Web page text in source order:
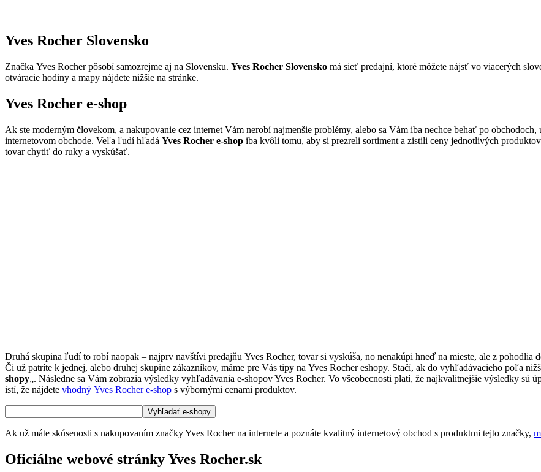
Yves Rocher Slovensko
Značka Yves Rocher pôsobí samozrejme aj na Slovensku. Yves Rocher Slovensko má sieť predajní, ktoré môžete nájsť vo viacerých
otváracie hodiny a mapy nájdete nižšie na stránke.
Yves Rocher e-shop
Ak ste moderným človekom, a nakupovanie cez internet Vám nerobí najmenšie problémy, alebo sa Vám iba nechce behať po
internetovom obchode. Veľa ľudí hľadá Yves Rocher e-shop iba kvôli tomu, aby si prezreli sortiment a zistili ceny jednotlivých
tovar chytiť do ruky a vyskúšať.
Druhá skupina ľudí to robí naopak – najprv navštívi predajňu Yves Rocher, tovar si vyskúša, no nenakúpi hneď na mieste, ale z pohodlia
Či už patríte k jednej, alebo druhej skupine zákazníkov, máme pre Vás tipy na Yves Rocher eshopy. Stačí, ak do vyhľadávacieho poľa
shopy„. Následne sa Vám zobrazia výsledky vyhľadávania e-shopov Yves Rocher. Vo všeobecnosti platí, že najkvalitnejšie výsledky sú
istí, že nájdete vhodný Yves Rocher e-shop s výbornými cenami produktov.
Ak už máte skúsenosti s nakupovaním značky Yves Rocher na internete a poznáte kvalitný internetový obchod s produktmi tejto značky,
Oficiálne webové stránky Yves Rocher.sk